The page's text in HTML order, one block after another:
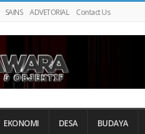
SAINS ADVETORIAL Contact Us
EKONOMI DESA BUDAYA